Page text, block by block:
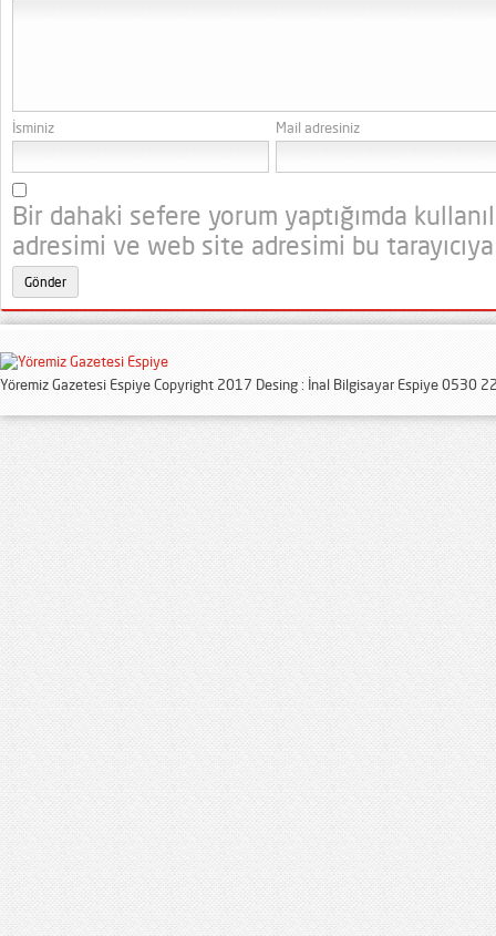
İsminiz Mail adresiniz
Bir dahaki sefere yorum yaptığımda
adresimi ve web site adresimi bu
Yöremiz Gazetesi Espiye Copyright 2017 Desing : İnal Bilgisayar Espiye 0530